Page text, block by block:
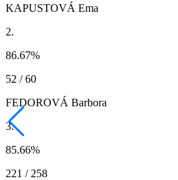
KAPUSTOVÁ Ema
2.
86.67%
52 / 60
FEDOROVÁ Barbora
3.
85.66%
221 / 258